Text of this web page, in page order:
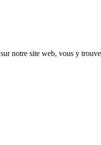
sur notre site web, vous y